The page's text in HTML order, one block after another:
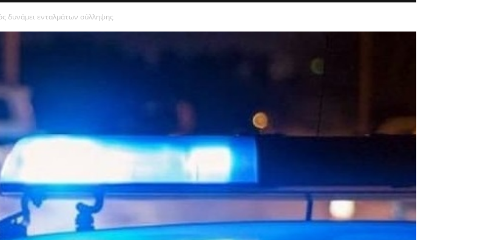
δυνάμει ενταλμάτων σύλληψης